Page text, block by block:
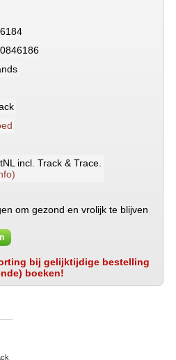
incl. Track & Trace.
om gezond en vrolijk te blijven
bij gelijktijdige bestelling
boeken!